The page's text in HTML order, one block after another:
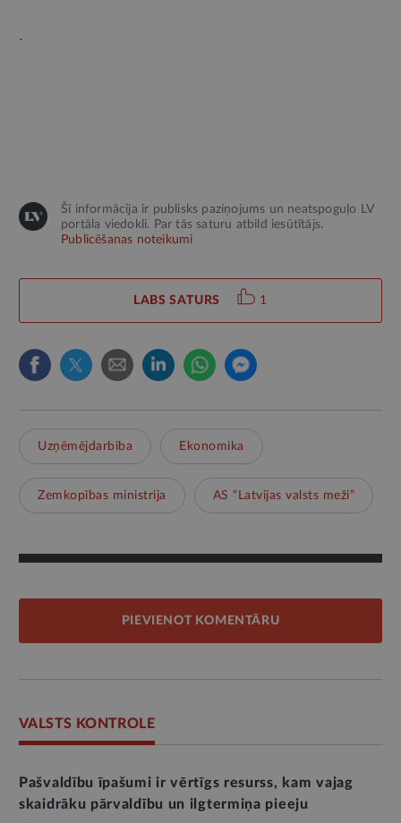
.
Šī informācija ir publisks paziņojums un neatspoguļo LV
portāla viedokli. Par tās saturu atbild iesūtītājs.
Publicēšanas noteikumi
LABS SATURS 1
Uzņēmējdarbība Ekonomika
Zemkopības ministrija AS “Latvijas valsts meži”
PIEVIENOT KOMENTĀRU
VALSTS KONTROLE
Pašvaldību īpašumi ir vērtīgs resurss, kam vajag
skaidrāku pārvaldību un ilgtermiņa pieeju